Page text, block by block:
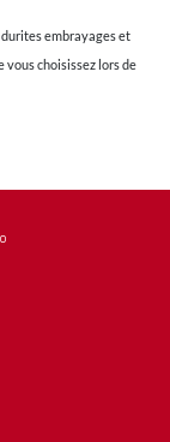
embrayages et
vous choisissez lors de